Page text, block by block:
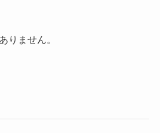
りません。